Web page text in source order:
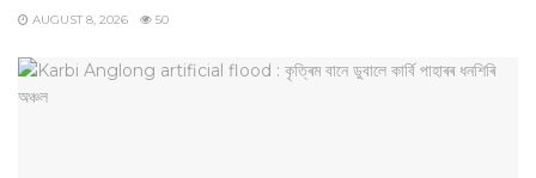
AUGUST 8, 2026 50